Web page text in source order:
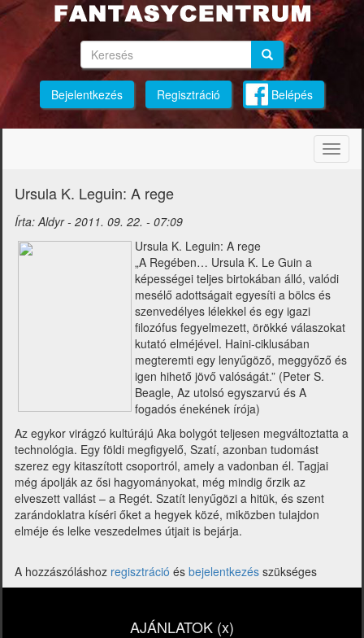
Ugrás
tartalomra
Keresés Keresés
Bejelentkezés Regisztráció Belépés
Ursula K. Leguin: A rege
Írta:Aldyr- 2011. 09. 22. - 07:09
Ursula K. Leguin: A rege
„A Regében… Ursula K. Le Guin a
képességei teljes birtokában álló, valódi
mesélő adottságait egyesíti a bölcs és
szenvedélyes lélekkel és egy igazi
filozófus fegyelmezett, örökké válaszokat
kutató elméjével. Haini-ciklusában
megteremti egy lenyűgöző, meggyőző és
igen hihető jövő valóságát.” (Peter S.
Beagle, Az utolsó egyszarvú és A
fogadós énekének írója)
Az egykor virágzó kultúrájú Aka bolygót teljesen megváltoztatta a
technológia. Egy földi megfigyelő, Szatí, azonban tudomást
szerez egy kitaszított csoportról, amely a vadonban él. Tagjai
még ápolják az ősi hagyományokat, még mindig őrzik az
elveszett vallást – a Regét. Szatít lenyűgözi a hitük, és szent
zarándoklatra kíséri őket a hegyek közé, miközben tulajdon
elméje és lelke veszedelmes útjait is bejárja.
A hozzászóláshoz regisztráció és bejelentkezés szükséges
AJÁNLATOK (x)